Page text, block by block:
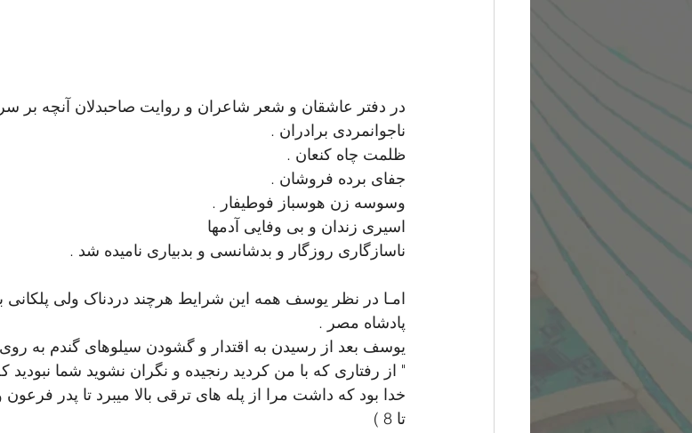
در دفتر عاشقان و شعر شاعران و روایت صاحبدلان آنچه بر
ناجوانمردی برادران .
ظلمت چاه کنعان .
جفای برده فروشان .
وسوسه زن هوسباز فوطیفار .
اسیری زندان و بی وفایی آدمها
ناسازگاری روزگار و بدشانسی و بدبیاری نامیده شد .
امـا در نظر یوسف همه این شرایط هرچند دردناک ولی پلکانی
پادشاه مصر .
یوسف بعد از رسیدن به اقتدار و گشودن سیلوهای گندم به
" از رفتاری که با من کردید رنجیده و نگران نشوید شما نبودید
تا 8 )